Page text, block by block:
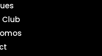
Club